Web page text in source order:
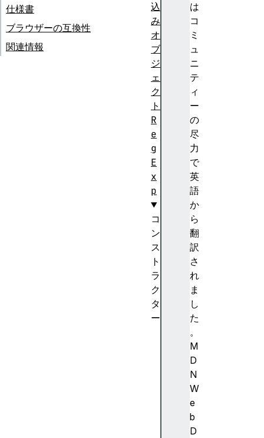
は
コ
ミ
ュ
ニ
テ
ィ
ー
の
尽
力
で
英
語
か
ら
翻
訳
さ
れ
ま
し
た
。
M
D
N
W
e
b
D
仕様書
ブラウザーの互換性
関連情報
込
み
オ
ブ
ジ
ェ
ク
ト
R
e
g
E
x
p
コ
ン
ス
ト
ラ
ク
タ
ー